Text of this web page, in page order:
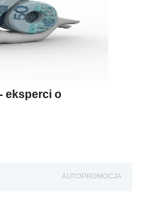
eksperci o
AUTOPROMOCJA